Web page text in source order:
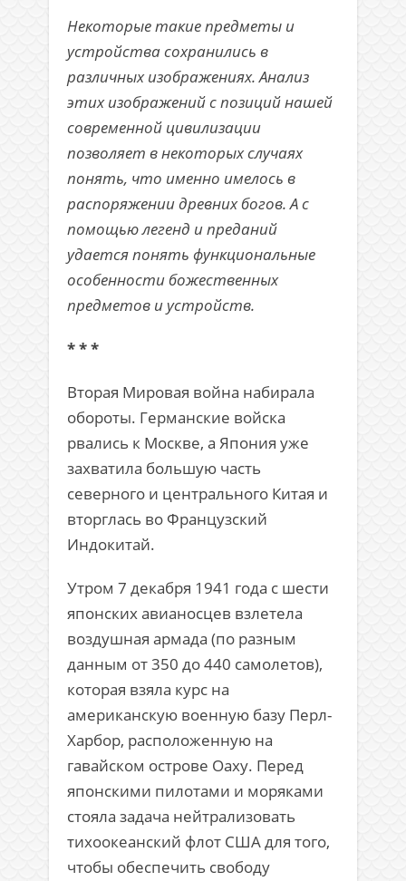
Некоторые такие предметы и
устройства сохранились в
различных изображениях. Анализ
этих изображений с позиций нашей
современной цивилизации
позволяет в некоторых случаях
понять, что именно имелось в
распоряжении древних богов. А с
помощью легенд и преданий
удается понять функциональные
особенности божественных
предметов и устройств.
* * *
Вторая Мировая война набирала
обороты. Германские войска
рвались к Москве, а Япония уже
захватила большую часть
северного и центрального Китая и
вторглась во Французский
Индокитай.
Утром 7 декабря 1941 года с шести
японских авианосцев взлетела
воздушная армада (по разным
данным от 350 до 440 самолетов),
которая взяла курс на
американскую военную базу Перл-
Харбор, расположенную на
гавайском острове Оаху. Перед
японскими пилотами и моряками
стояла задача нейтрализовать
тихоокеанский флот США для того,
чтобы обеспечить свободу